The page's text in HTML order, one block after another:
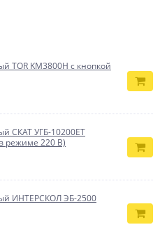
TOR KM3800H с кнопкой
СКАТ УГБ-10200ЕT
режиме 220 В)
ИНТЕРСКОЛ ЭБ-2500